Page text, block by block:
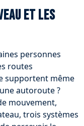
et les
personnes
routes
supportent même
autoroute ?
mouvement,
trois systèmes